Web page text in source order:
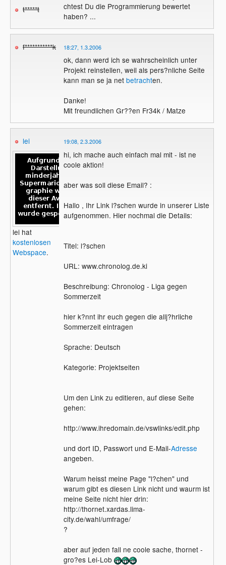
t*****t
chtest Du die Programmierung bewertet
haben? ...
f***********k 18:27, 1.3.2006
ok, dann werd ich se wahrscheinlich unter
Projekt reinstellen, weil als pers?nliche Seite
kann man se ja net betrachten.
Danke!
Mit freundlichen Gr??en Fr34k / Matze
lei
lei hat
kostenlosen
Webspace.
19:08, 2.3.2006
hi, ich mache auch einfach mal mit - ist ne
coole aktion!
aber was soll diese Email? :
Hallo , Ihr Link l?schen wurde in unserer Liste
aufgenommen. Hier nochmal die Details:
Titel: l?schen
URL: www.chronolog.de.ki
Beschreibung: Chronolog - Liga gegen
Sommerzeit
hier k?nnt ihr euch gegen die allj?hrliche
Sommerzeit eintragen
Sprache: Deutsch
Kategorie: Projektseiten
Um den Link zu editieren, auf diese Seite
gehen:
http://www.ihredomain.de/vswlinks/edit.php
und dort ID, Passwort und E-Mail-Adresse
angeben.
Warum heisst meine Page "l?chen" und
warum gibt es diesen Link nicht und waurm ist
meine Seite nicht hier drin:
http://thornet.xardas.lima-
city.de/wahl/umfrage/
?
aber auf jeden fall ne coole sache, thornet -
gro?es Lei-Lob